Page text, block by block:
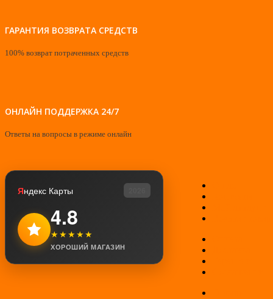
ГАРАНТИЯ ВОЗВРАТА СРЕДСТВ
100% возврат потраченных средств
ОНЛАЙН ПОДДЕРЖКА 24/7
Ответы на вопросы в режиме онлайн
Яндекс Карты
4.8
★★★★★
ХОРОШИЙ МАГАЗИН